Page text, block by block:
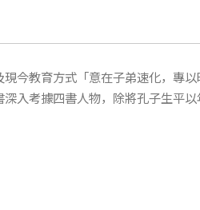
今教育方式「意在子弟速化，專
入考據四書人物，除將孔子生平